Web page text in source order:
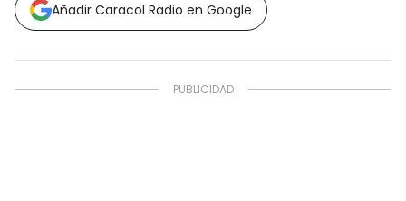
Añadir Caracol Radio en Google